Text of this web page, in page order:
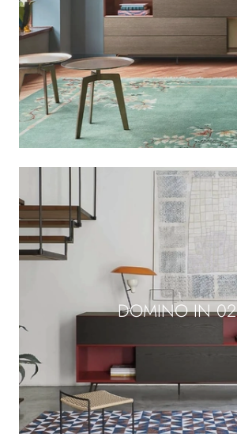
DOMINO IN 02